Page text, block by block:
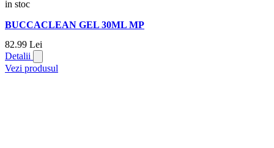
in stoc
BUCCACLEAN GEL 30ML MP
82.99 Lei
Detalii
Vezi produsul